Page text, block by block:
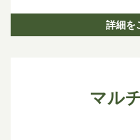
詳細を
マル